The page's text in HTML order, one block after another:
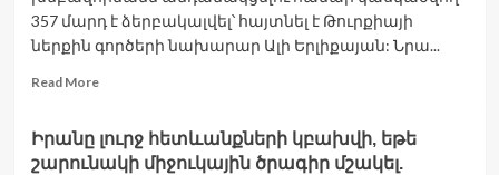
Զապորոժիեի
և
մարզերի
357 մարդ է ձերբակալվել՝ հայտնել է Թուրքիայի
ներքին գործերի նախարար Ալի Երլիքայան: Նրա...
Read MoreRead
Թուրքիայում
«Իսլամական
Իրանը լուրջ հետևանքների կբախվի, եթե
շարունակի միջուկային ծրագիր մշակել.